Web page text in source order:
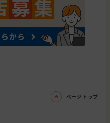
ページトップ